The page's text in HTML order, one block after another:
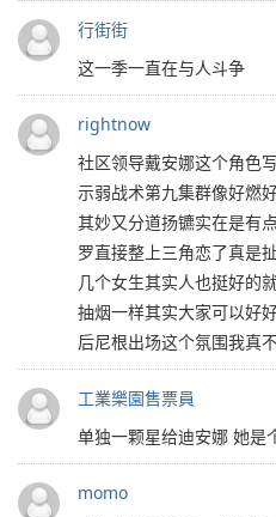
行街街
这一季一直在与人斗争
rightnow
社区领导戴安娜这个角色
示弱战术第九集群像好燃
其妙又分道扬镳实在是有
罗直接整上三角恋了真是
几个女生其实人也挺好的
抽烟一样其实大家可以好
后尼根出场这个氛围我真
工業樂園售票員
单独一颗星给迪安娜 她是
momo